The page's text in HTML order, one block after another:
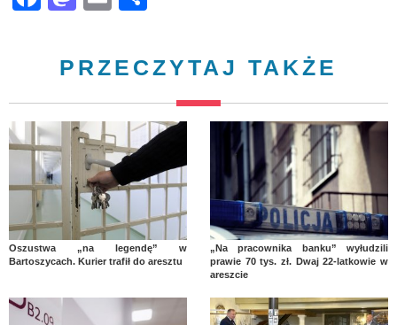
PRZECZYTAJ TAKŻE
Oszustwa „na legendę” w
Bartoszycach. Kurier trafił do aresztu
„Na pracownika banku” wyłudzili
prawie 70 tys. zł. Dwaj 22-latkowie w
areszcie